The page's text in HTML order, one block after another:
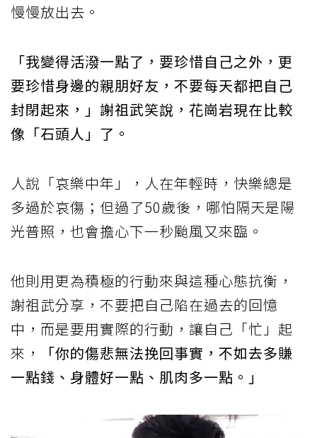
慢慢放出去。
「我變得活潑一點了，要珍惜自己之外，更
要珍惜身邊的親朋好友，不要每天都把自己
封閉起來，」謝祖武笑說，花崗岩現在比較
像「石頭人」了。
人說「哀樂中年」，人在年輕時，快樂總是
多過於哀傷；但過了50歲後，哪怕隔天是陽
光普照，也會擔心下一秒颱風又來臨。
他則用更為積極的行動來與這種心態抗衡，
謝祖武分享，不要把自己陷在過去的回憶
中，而是要用實際的行動，讓自己「忙」起
來，
「你的傷悲無法挽回事實，不如去多賺
一點錢、身體好一點、肌肉多一點。」